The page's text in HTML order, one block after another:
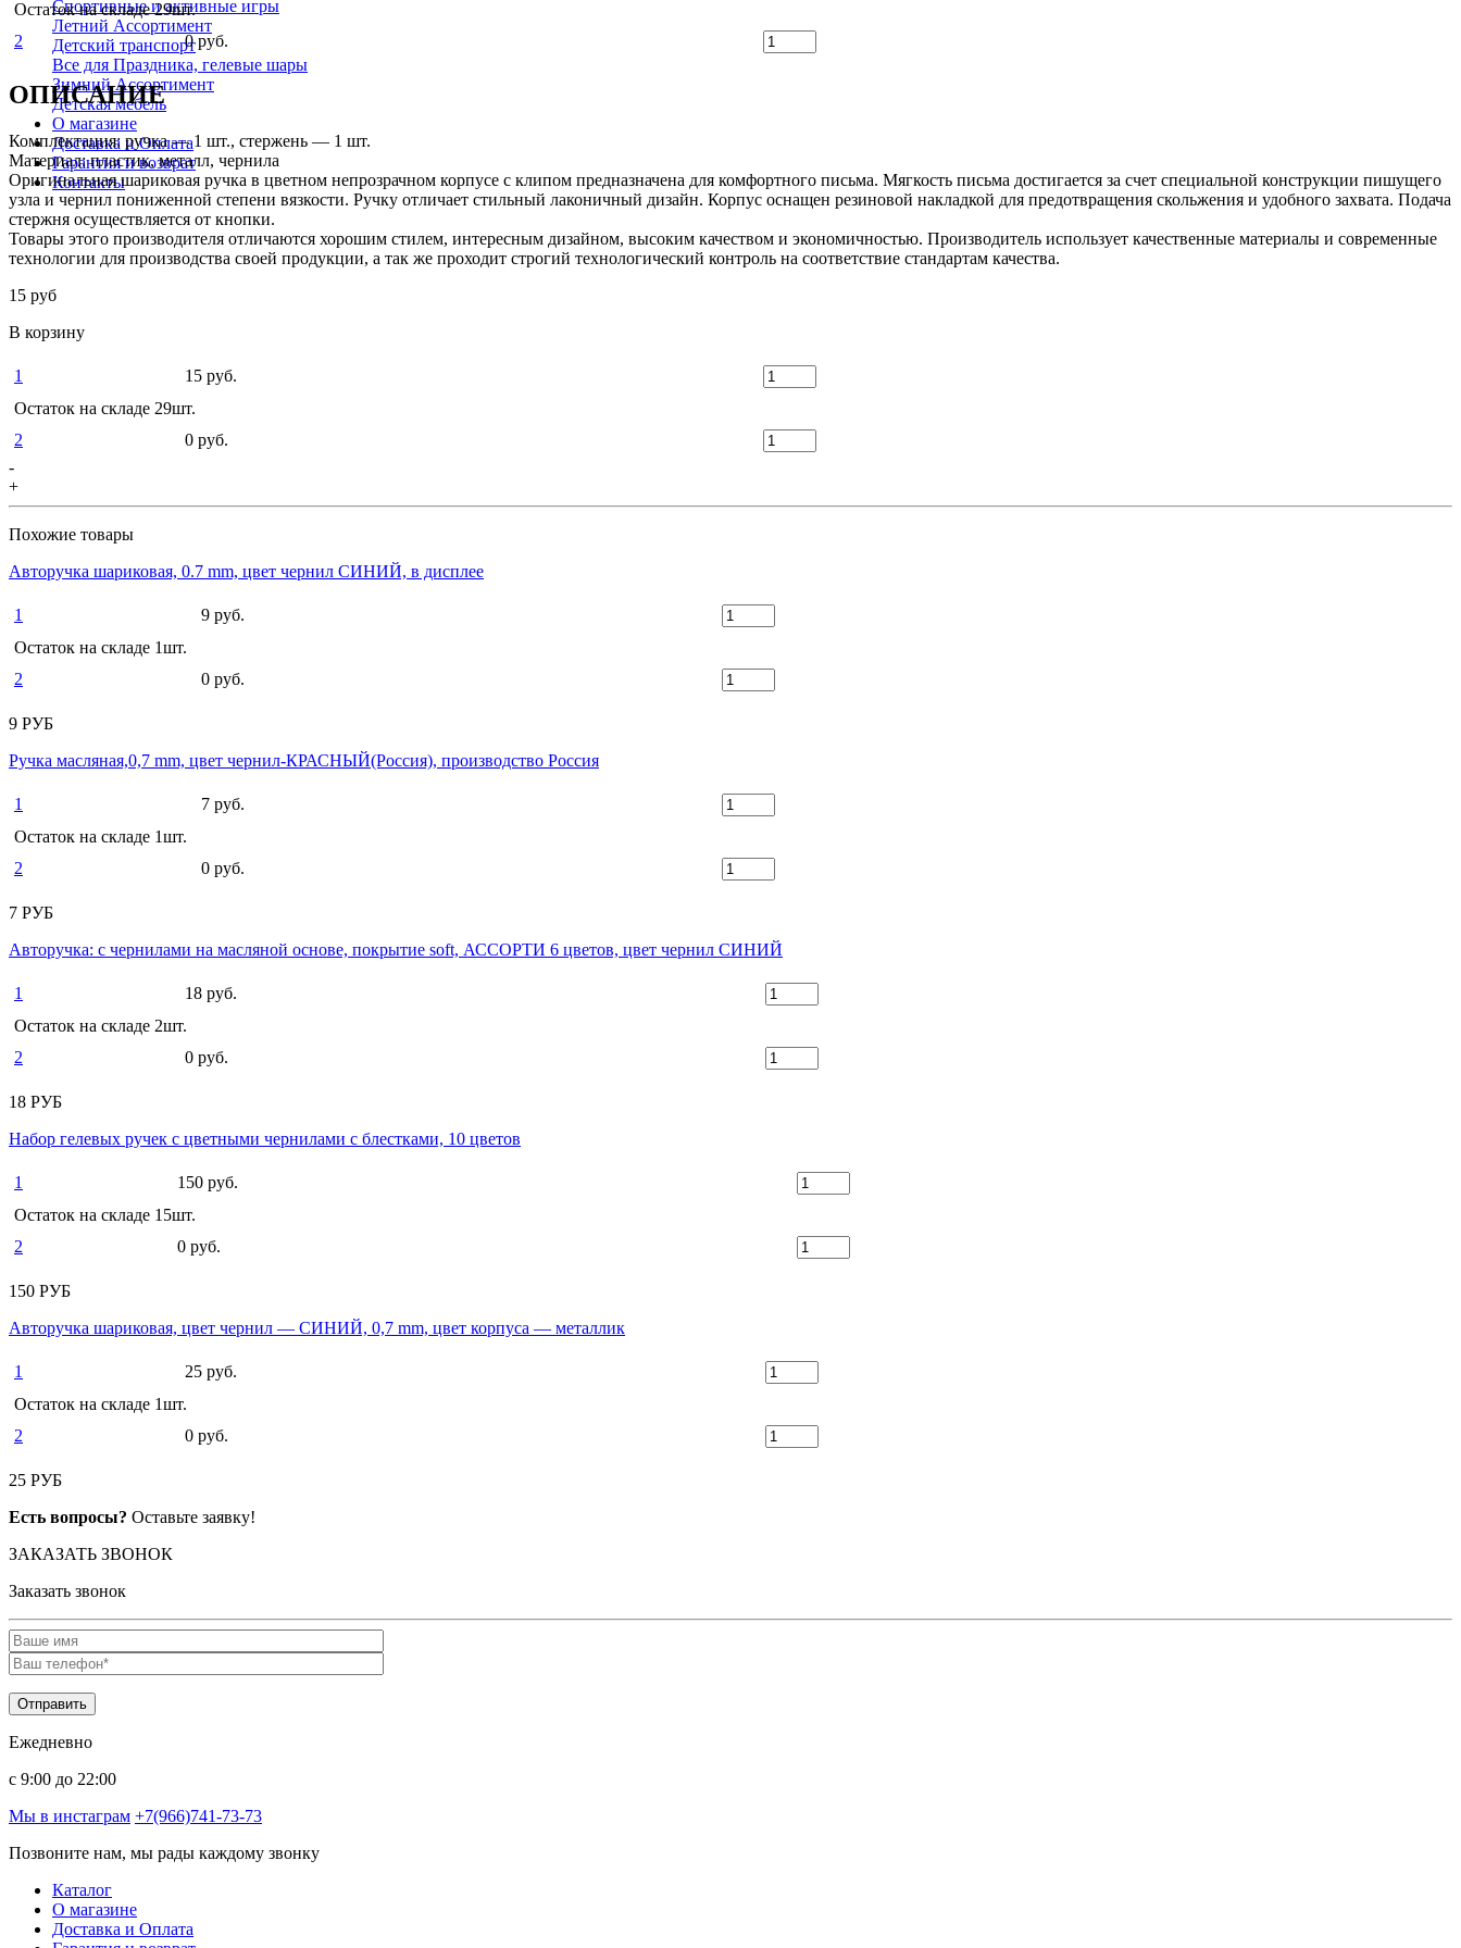
Спортивные и активные игры
Летний Ассортимент
Детский транспорт
Все для Праздника, гелевые шары
Зимний Ассортимент
Детская мебель
О магазине
Доставка и Оплата
Гарантия и возврат
Контакты
Остаток на складе 29шт.
2
0 руб.
ОПИСАНИЕ
Комплектация: ручка — 1 шт., стержень — 1 шт.
Материал: пластик, металл, чернила
Оригинальная шариковая ручка в цветном непрозрачном корпусе с клипом предназначена для комфортного письма. Мягкость письма достигается за счет специальной конструкции пишущего
узла и чернил пониженной степени вязкости. Ручку отличает стильный лаконичный дизайн. Корпус оснащен резиновой накладкой для предотвращения скольжения и удобного захвата. Подача
стержня осуществляется от кнопки.
Товары этого производителя отличаются хорошим стилем, интересным дизайном, высоким качеством и экономичностью. Производитель использует качественные материалы и современные
технологии для производства своей продукции, а так же проходит строгий технологический контроль на соответствие стандартам качества.
15 руб
В корзину
1
15 руб.
Остаток на складе 29шт.
2
0 руб.
-
+
Похожие товары
Авторучка шариковая, 0.7 mm, цвет чернил СИНИЙ, в дисплее
1
9 руб.
Остаток на складе 1шт.
2
0 руб.
9 РУБ
Ручка масляная,0,7 mm, цвет чернил-КРАСНЫЙ(Россия), производство Россия
1
7 руб.
Остаток на складе 1шт.
2
0 руб.
7 РУБ
Авторучка: с чернилами на масляной основе, покрытие soft, АССОРТИ 6 цветов, цвет чернил СИНИЙ
1
18 руб.
Остаток на складе 2шт.
2
0 руб.
18 РУБ
Набор гелевых ручек с цветными чернилами с блестками, 10 цветов
1
150 руб.
Остаток на складе 15шт.
2
0 руб.
150 РУБ
Авторучка шариковая, цвет чернил — СИНИЙ, 0,7 mm, цвет корпуса — металлик
1
25 руб.
Остаток на складе 1шт.
2
0 руб.
25 РУБ
Есть вопросы? Оставьте заявку!
ЗАКАЗАТЬ ЗВОНОК
Заказать звонок
Ежедневно
c 9:00 до 22:00
Мы в инстаграм +7(966)741-73-73
Позвоните нам, мы рады каждому звонку
Каталог
О магазине
Доставка и Оплата